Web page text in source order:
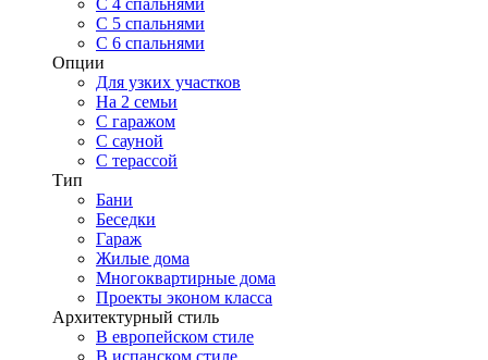
С 4 спальнями
С 5 спальнями
С 6 спальнями
Опции
Для узких участков
На 2 семьи
С гаражом
С сауной
С терассой
Тип
Бани
Беседки
Гараж
Жилые дома
Многоквартирные дома
Проекты эконом класса
Архитектурный стиль
В европейском стиле
В испанском стиле